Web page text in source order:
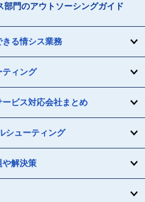
門のアウトソーシングガイド
る情シス業務
ティング
ビス対応会社まとめ
シューティング
や解決策